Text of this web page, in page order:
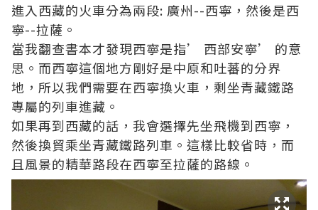
進入西藏的火車分為兩段: 廣州--西寧，然後是西
寧--拉薩。
當我翻查書本才發現西寧是指’ 西部安寧’ 的意
思。而西寧這個地方剛好是中原和吐蕃的分界
地，所以我們需要在西寧換火車，剩坐青藏鐵路
專屬的列車進藏。
如果再到西藏的話，我會選擇先坐飛機到西寧，
然後換貿乘坐青藏鐵路列車。這樣比較省時，而
且風景的精華路段在西寧至拉薩的路線。